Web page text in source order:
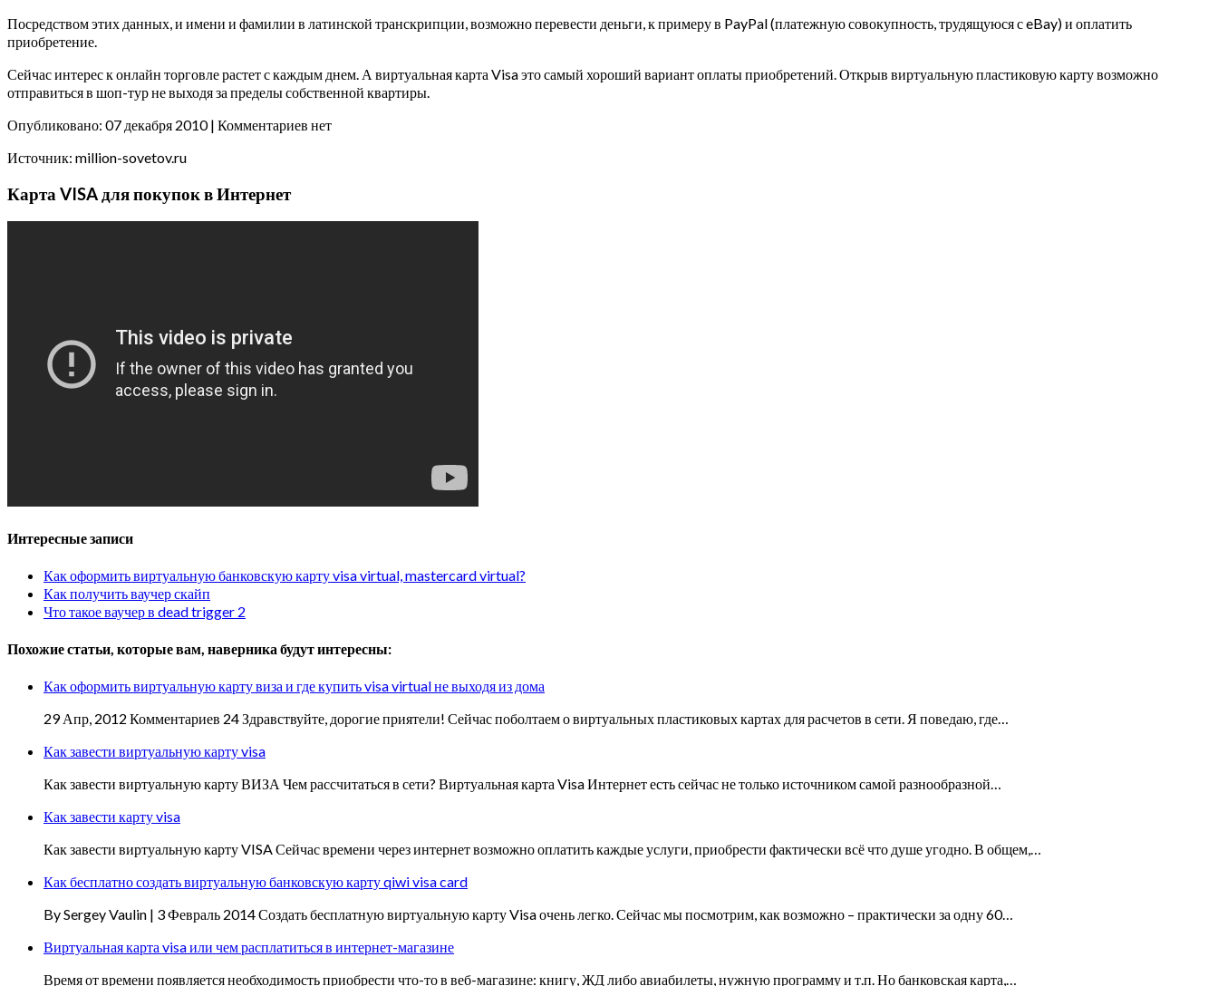
Посредством этих данных, и имени и фамилии в латинской транскрипции, возможно перевести деньги, к примеру в PayPal (платежную совокупность, трудящуюся с eBay) и оплатить
приобретение.
Сейчас интерес к онлайн торговле растет с каждым днем. А виртуальная карта Visa это самый хороший вариант оплаты приобретений. Открыв виртуальную пластиковую карту возможно
отправиться в шоп-тур не выходя за пределы собственной квартиры.
Опубликовано: 07 декабря 2010 | Комментариев нет
Источник: million-sovetov.ru
Карта VISA для покупок в Интернет
Интересные записи
Как оформить виртуальную банковскую карту visa virtual, mastercard virtual?
Как получить ваучер скайп
Что такое ваучер в dead trigger 2
Похожие статьи, которые вам, наверника будут интересны:
Как оформить виртуальную карту виза и где купить visa virtual не выходя из дома
29 Апр, 2012 Комментариев 24 Здравствуйте, дорогие приятели! Сейчас поболтаем о виртуальных пластиковых картах для расчетов в сети. Я поведаю, где…
Как завести виртуальную карту visa
Как завести виртуальную карту ВИЗА Чем рассчитаться в сети? Виртуальная карта Visa Интернет есть сейчас не только источником самой разнообразной…
Как завести карту visa
Как завести виртуальную карту VISA Сейчас времени через интернет возможно оплатить каждые услуги, приобрести фактически всё что душе угодно. В общем,…
Как бесплатно создать виртуальную банковскую карту qiwi visa card
By Sergey Vaulin | 3 Февраль 2014 Создать бесплатную виртуальную карту Visa очень легко. Сейчас мы посмотрим, как возможно – практически за одну 60…
Виртуальная карта visa или чем расплатиться в интернет-магазине
Время от времени появляется необходимость приобрести что-то в веб-магазине: книгу, ЖД либо авиабилеты, нужную программу и т.п. Но банковская карта,…